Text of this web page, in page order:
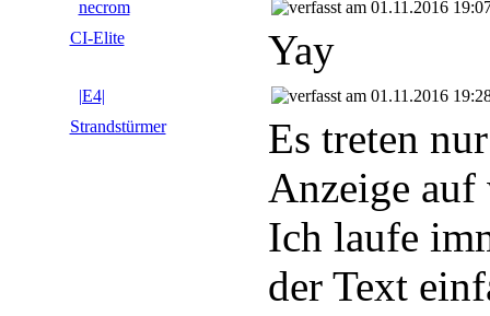
necrom
01.11.2016
CI-Elite
Yay
|E4|
01.11.2016
Strandstürmer
Es treten
Anzeige auf
Ich laufe
der Text